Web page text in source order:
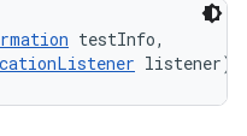
testInfo,
listener)